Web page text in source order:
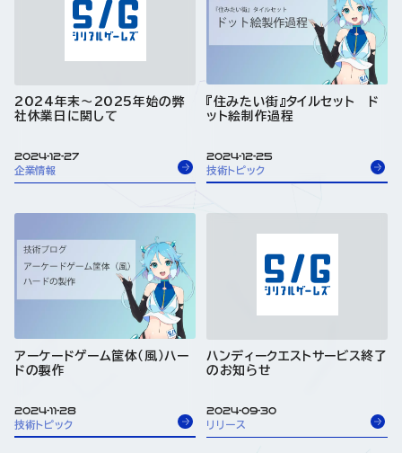
2024年末～2025年始の弊
社休業日に関して
2024-12-27
企業情報
『住みたい街』タイルセット ド
ット絵制作過程
2024-12-25
技術トピック
アーケードゲーム筐体（風）ハー
ドの製作
2024-11-28
技術トピック
ハンディークエストサービス終了
のお知らせ
2024-09-30
リリース